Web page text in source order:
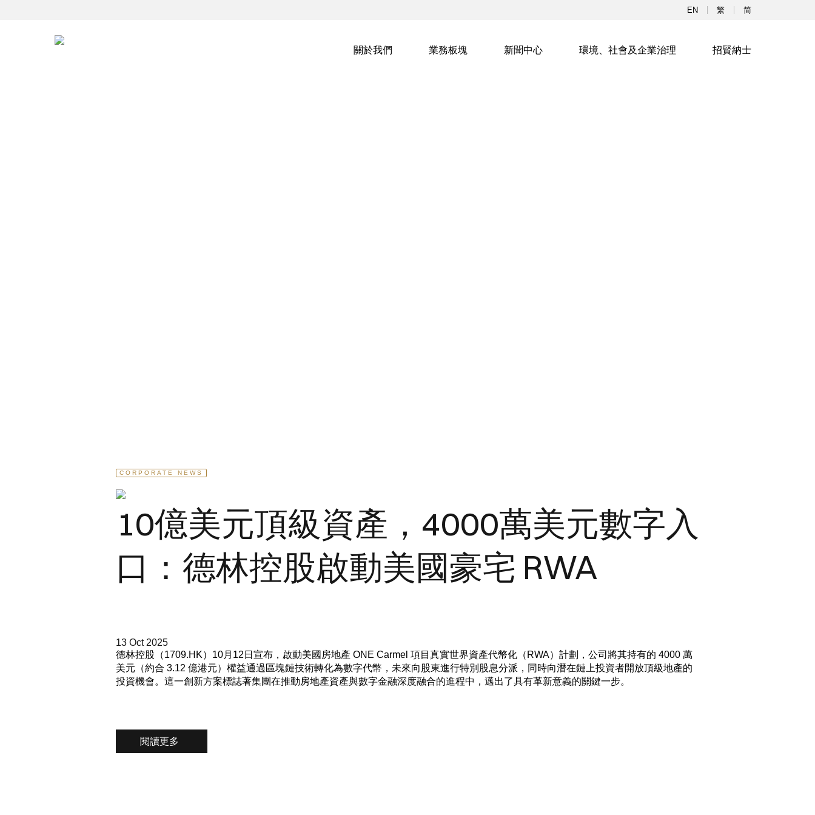
EN 繁 简
關於我們 業務板塊 新聞中心 環境、社會及企業治理 招賢納士
CORPORATE NEWS
10億美元頂級資產，4000萬美元數字入
口：德林控股啟動美國豪宅 RWA
13 Oct 2025
德林控股（1709.HK）10月12日宣布，啟動美國房地產 ONE Carmel 項目真實世界資產代幣化（RWA）計劃，公司將其持有的 4000 萬
美元（約合 3.12 億港元）權益通過區塊鏈技術轉化為數字代幣，未來向股東進行特別股息分派，同時向潛在鏈上投資者開放頂級地產的
投資機會。這一創新方案標誌著集團在推動房地產資產與數字金融深度融合的進程中，邁出了具有革新意義的關鍵一步。
閱讀更多